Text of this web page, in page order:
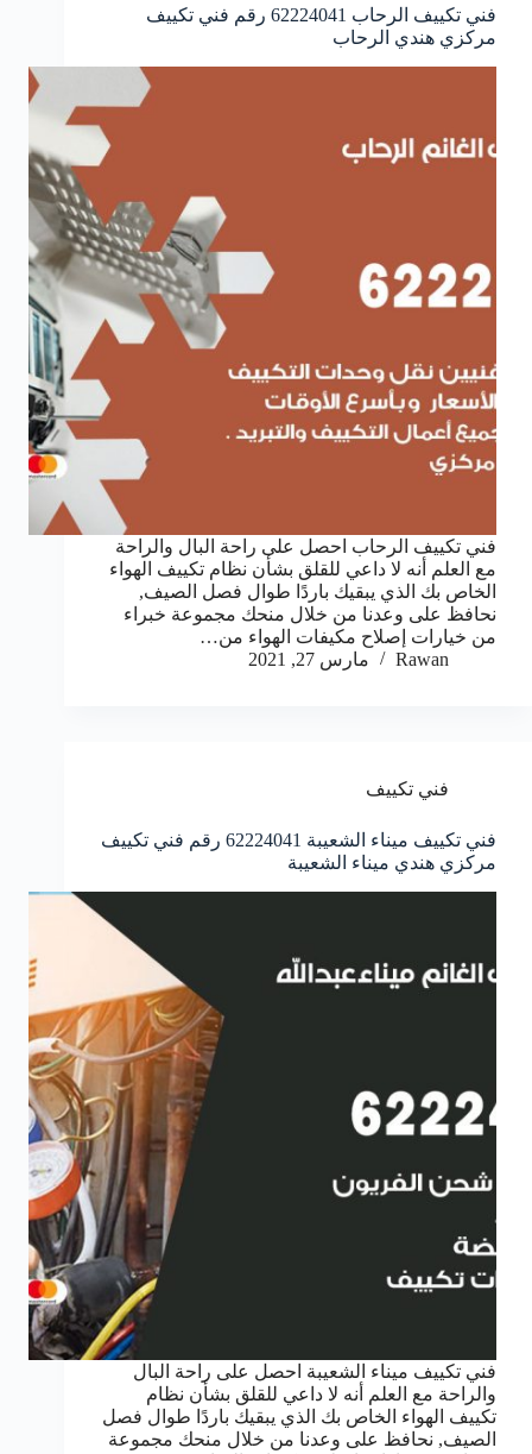
فني تكييف الرحاب 62224041 رقم فني تكييف
مركزي هندي الرحاب
فني تكييف الرحاب احصل على راحة البال والراحة
مع العلم أنه لا داعي للقلق بشأن نظام تكييف الهواء
الخاص بك الذي يبقيك باردًا طوال فصل الصيف,
نحافظ على وعدنا من خلال منحك مجموعة خبراء
من خيارات إصلاح مكيفات الهواء من…
Rawan
مارس 27, 2021
فني تكييف
فني تكييف ميناء الشعيبة 62224041 رقم فني تكييف
مركزي هندي ميناء الشعيبة
فني تكييف ميناء الشعيبة احصل على راحة البال
والراحة مع العلم أنه لا داعي للقلق بشأن نظام
تكييف الهواء الخاص بك الذي يبقيك باردًا طوال فصل
الصيف, نحافظ على وعدنا من خلال منحك مجموعة